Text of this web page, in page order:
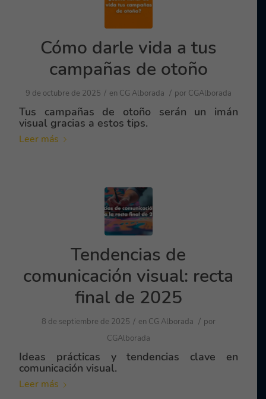
Cómo darle vida a tus
campañas de otoño
9 de octubre de 2025 / en CG Alborada / por CGAlborada
Tus campañas de otoño serán un imán
visual gracias a estos tips.
Leer más
Tendencias de
comunicación visual: recta
final de 2025
8 de septiembre de 2025 / en CG Alborada / por
CGAlborada
Ideas prácticas y tendencias clave en
comunicación visual.
Leer más